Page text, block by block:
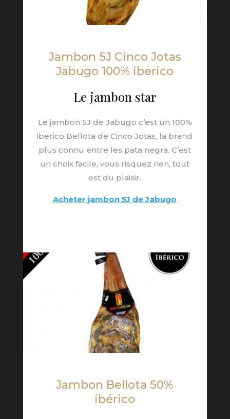
Jambon 5J Cinco Jotas
Jabugo 100% iberico
Le jambon star
Le jambon 5J de Jabugo c’est un 100%
iberico Bellota de Cinco Jotas, la brand
plus connu entre les pata negra. C’est
un choix facile, vous risquez rien, tout
est du plaisir.
Acheter jambon 5J de Jabugo
Jambon Bellota 50%
ibérico